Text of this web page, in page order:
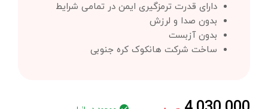
دارای قدرت ترمزگیری ایمن در تمامی شرایط
بدون صدا و لرزش
بدون آزبست
ساخت شرکت هانکوک کره جنوبی